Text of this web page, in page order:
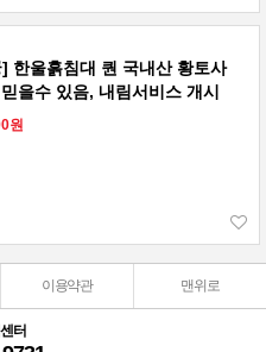
한울흙침대 퀀 국내산 황토사
을수 있음, 내림서비스 개시
원
이용약관 맨위로
터